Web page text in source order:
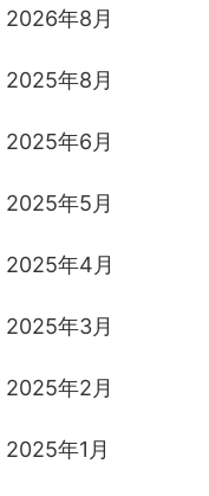
2026年8月
2025年8月
2025年6月
2025年5月
2025年4月
2025年3月
2025年2月
2025年1月